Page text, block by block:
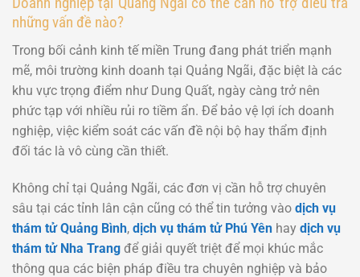
những vấn đề nào?
Trong bối cảnh kinh tế miền Trung đang phát triển mạnh
mẽ, môi trường kinh doanh tại Quảng Ngãi, đặc biệt là các
khu vực trọng điểm như Dung Quất, ngày càng trở nên
phức tạp với nhiều rủi ro tiềm ẩn. Để bảo vệ lợi ích doanh
nghiệp, việc kiểm soát các vấn đề nội bộ hay thẩm định
đối tác là vô cùng cần thiết.
Không chỉ tại Quảng Ngãi, các đơn vị cần hỗ trợ chuyên
sâu tại các tỉnh lân cận cũng có thể tin tưởng vào dịch vụ
thám tử Quảng Bình, dịch vụ thám tử Phú Yên hay dịch vụ
thám tử Nha Trang để giải quyết triệt để mọi khúc mắc
thông qua các biện pháp điều tra chuyên nghiệp và bảo